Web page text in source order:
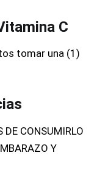
C
tomar una (1)
DE CONSUMIRLO
Y